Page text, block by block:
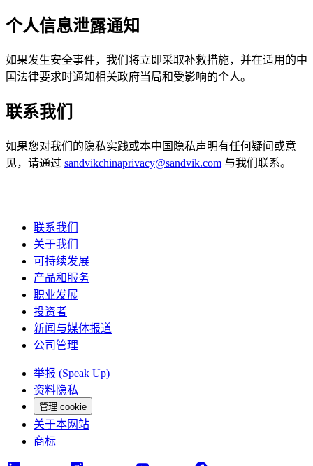
个人信息泄露通知
如果发生安全事件，我们将立即采取补救措施，并在适用的中
国法律要求时通知相关政府当局和受影响的个人。
联系我们
如果您对我们的隐私实践或本中国隐私声明有任何疑问或意
见，请通过 sandvikchinaprivacy@sandvik.com 与我们联系。
联系我们
关于我们
可持续发展
产品和服务
职业发展
投资者
新闻与媒体报道
公司管理
举报 (Speak Up)
资料隐私
管理 cookie
关于本网站
商标